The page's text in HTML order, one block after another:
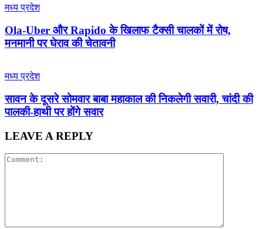
मध्य प्रदेश
Ola-Uber और Rapido के खिलाफ टैक्सी चालकों में रोष,
मनमानी पर घेराव की चेतावनी
मध्य प्रदेश
सावन के दूसरे सोमवार बाबा महाकाल की निकलेगी सवारी, चांदी की
पालकी-हाथी पर होंगे सवार
LEAVE A REPLY